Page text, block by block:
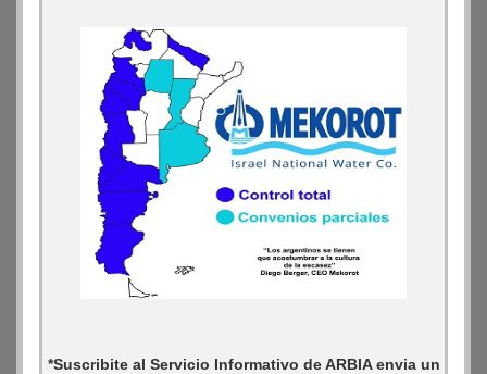
*Suscribite al Servicio Informativo de ARBIA envia un